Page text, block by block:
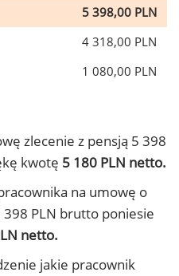
5 398,00 PLN
4 318,00 PLN
1 080,00 PLN
zlecenie z pensją 5 398
kwotę 5 180 PLN netto.
na umowę o
PLN brutto poniesie
netto.
jakie pracownik